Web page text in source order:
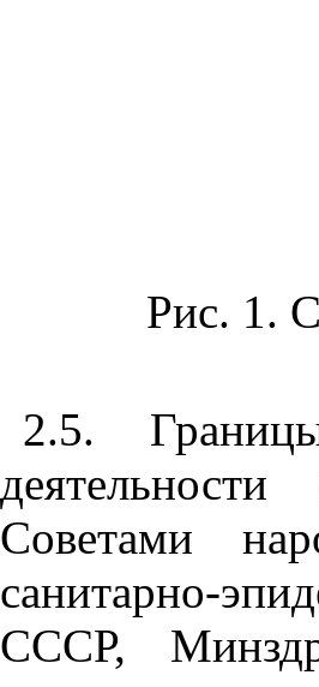
Рис. 1.
2.5.
Советами
санитарно-
СССР,